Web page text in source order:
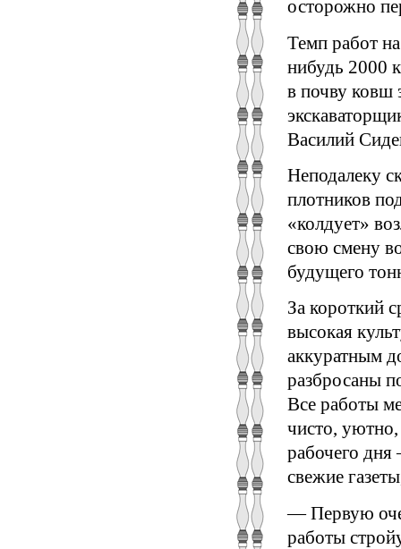
осторожно
Темп работ
нибудь 2000
в почву ковш
Василий
Неподалеку
плотников
«колдует»
свою смену
будущего
За короткий
высокая
аккуратным
разбросаны
Все работы
чисто, уютно,
рабочего
свежие
— Первую
работы